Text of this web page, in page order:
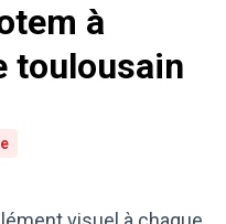
à
toulousain